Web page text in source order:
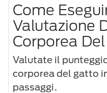
Come
Valutazione
Corporea
Valutate il
corporea del gatto
passaggi.